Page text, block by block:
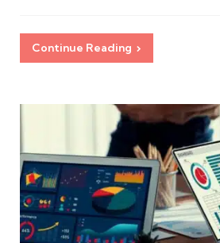
Continue Reading